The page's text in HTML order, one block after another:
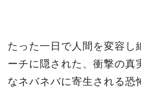
たった一日で人間を変容し
ーチに隠された、衝撃の真
なネバネバに寄生される恐